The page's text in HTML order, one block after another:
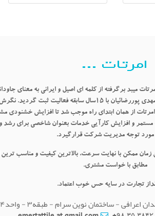
میبد برگرفته از کلمه ای اصیل و ایرانی به معنای
فناناپذیری در سال ۱۳۹۰ به مدیریت مهدی پوررضائیان با ۱۵سال سابقه فعالیت
از همان ابتدای راه موجب شد تا افزایش خشنودی
مستمر و افزایش کارآیی خدمات بعنوان شاخصی برای رشد
مورد توجه مدیریت شرکت قرارگیرد.
زمان ممکن با نهایت سرعت، بالاترین کیفیت و مناسب ترین
مطابق با خواست مشتری.
تجارت در سایه حس خوب اعتماد.
اعرافی - ساختمان نوین سرام - طبقه۳ - واحد۴